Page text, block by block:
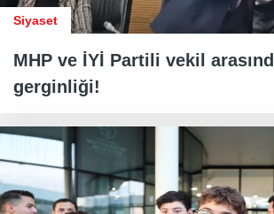
Siyaset
MHP ve İYİ Partili vekil
gerginliği!